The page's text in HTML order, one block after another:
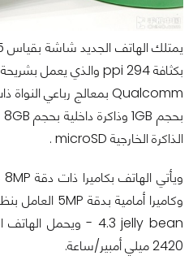
الذاكرة الخارجية microSD .
2420 ميلي أمبير/ساعة.